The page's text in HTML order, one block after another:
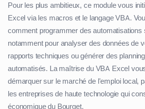
Pour les plus ambitieux, ce module vous
Excel via les macros et le langage VBA.
comment programmer des automatisations
notamment pour analyser des données de
rapports techniques ou générer des
automatisés. La maîtrise du VBA Excel
démarquer sur le marché de l'emploi local,
les entreprises de haute technologie qui
économique du Bourget.